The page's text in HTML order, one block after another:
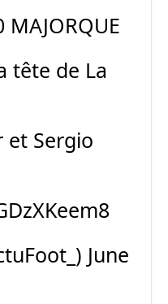
MAJORQUE
tête de La
et Sergio
June